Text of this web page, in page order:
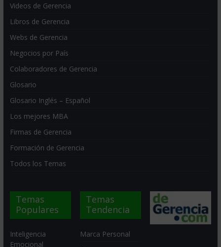
Videos de Gerencia
Libros de Gerencia
Webs de Gerencia
Negocios por País
Colaboradores de Gerencia
Glosario
Glosario Inglés – Español
Los mejores MBA
Firmas de Gerencia
Formación de Gerencia
Todos los Temas
Temas
Populares
Inteligencia
Emocional
Temas
Tendencia
Marca Personal